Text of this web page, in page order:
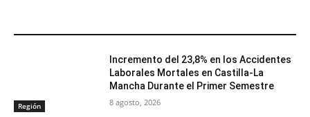
Región
Incremento del 23,8% en los Accidentes
Laborales Mortales en Castilla-La
Mancha Durante el Primer Semestre
8 agosto, 2026